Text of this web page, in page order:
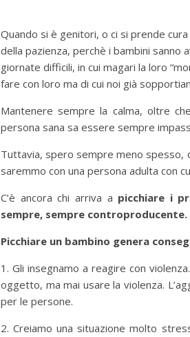
Quando si è genitori, o ci si prende
della pazienza, perchè i bambini
giornate difficili, in cui magari la loro
fare con loro ma di cui noi già
Mantenere sempre la calma, oltre
persona sana sa essere sempre
Tuttavia, spero sempre meno spesso,
saremmo con una persona adulta con
C’è ancora chi arriva a picchiare i
sempre, sempre controproducente.
Picchiare un bambino genera
1. Gli insegnamo a reagire con
oggetto, ma mai usare la violenza.
per le persone.
2. Creiamo una situazione molto